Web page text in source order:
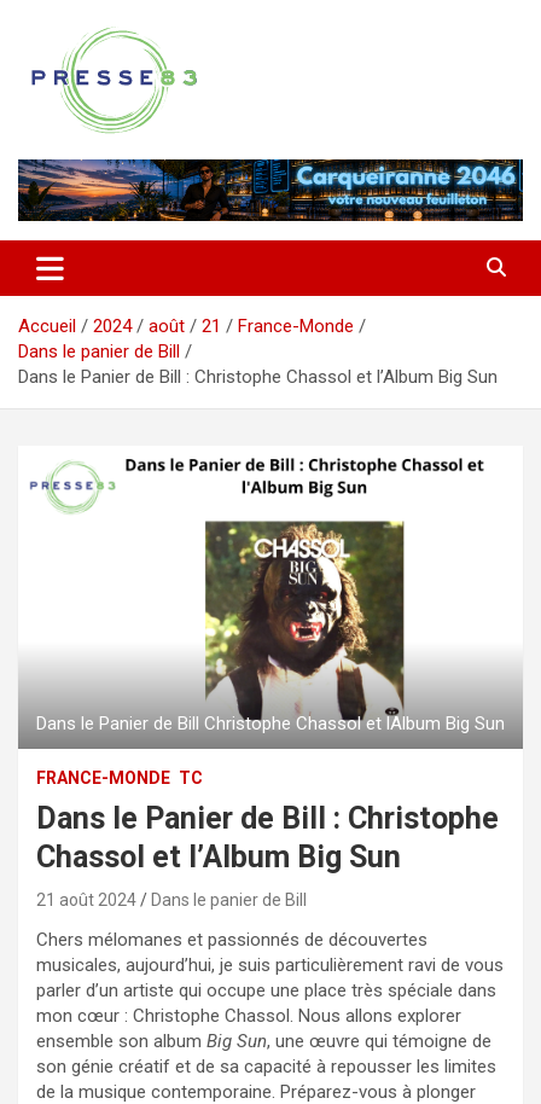
contenu
Presse 83
Accueil 2024 août 21
France-Monde
Dans le panier de Bill
Dans le Panier de Bill : Christophe Chassol et l’Album Big Sun
Dans le Panier de Bill Christophe Chassol et lAlbum Big Sun
FRANCE-MONDE TC
Dans le Panier de Bill : Christophe
Chassol et l’Album Big Sun
21 août 2024 Dans le panier de Bill
Chers mélomanes et passionnés de découvertes
musicales, aujourd’hui, je suis particulièrement ravi de vous
parler d’un artiste qui occupe une place très spéciale dans
mon cœur : Christophe Chassol. Nous allons explorer
ensemble son album Big Sun, une œuvre qui témoigne de
son génie créatif et de sa capacité à repousser les limites
de la musique contemporaine. Préparez-vous à plonger